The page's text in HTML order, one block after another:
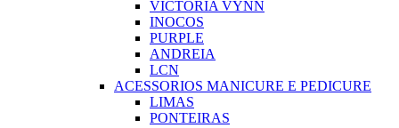
VICTORIA VYNN
INOCOS
PURPLE
ANDREIA
LCN
ACESSORIOS MANICURE E PEDICURE
LIMAS
PONTEIRAS